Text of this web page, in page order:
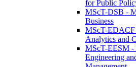
for Public
MScT-DSB -
Business
MScT-EDACF
Analytics and
MScT-EESM -
Engineering